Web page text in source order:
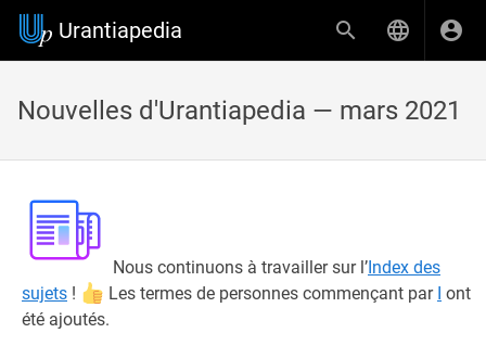
Urantiapedia
Nouvelles d'Urantiapedia — mars 2021
Nous continuons à travailler sur l’Index des
sujets ! Les termes de personnes commençant par I ont
été ajoutés.